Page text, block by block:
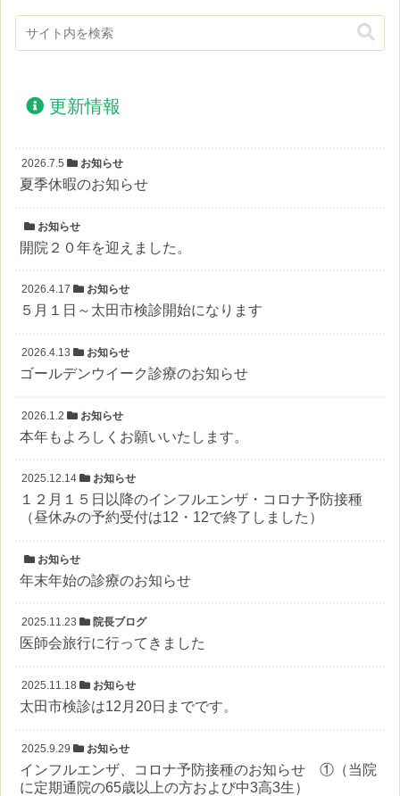
更新情報
2026.7.5 お知らせ
夏季休暇のお知らせ
お知らせ
開院２０年を迎えました。
2026.4.17 お知らせ
５月１日～太田市検診開始になります
2026.4.13 お知らせ
ゴールデンウイーク診療のお知らせ
2026.1.2 お知らせ
本年もよろしくお願いいたします。
2025.12.14 お知らせ
１２月１５日以降のインフルエンザ・コロナ予防接種
（昼休みの予約受付は12・12で終了しました）
お知らせ
年末年始の診療のお知らせ
2025.11.23 院長ブログ
医師会旅行に行ってきました
2025.11.18 お知らせ
太田市検診は12月20日までです。
2025.9.29 お知らせ
インフルエンザ、コロナ予防接種のお知らせ ①（当院
に定期通院の65歳以上の方および中3高3生）